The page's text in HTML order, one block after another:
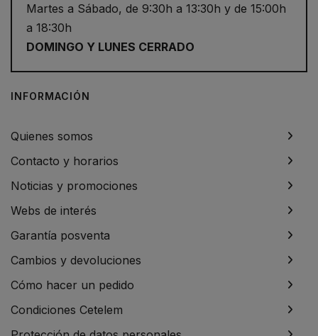
Martes a Sábado, de 9:30h a 13:30h y de 15:00h
a 18:30h
DOMINGO Y LUNES CERRADO
INFORMACIÓN
Quienes somos
Contacto y horarios
Noticias y promociones
Webs de interés
Garantía posventa
Cambios y devoluciones
Cómo hacer un pedido
Condiciones Cetelem